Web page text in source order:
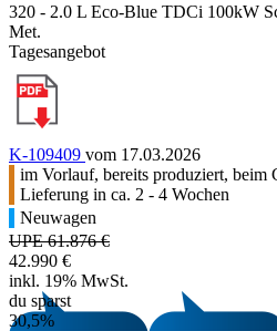
320 - 2.0 L Eco-Blue TDCi 100kW
Met.
Tagesangebot
K-109409 vom 17.03.2026
im Vorlauf, bereits produziert, beim
Lieferung in ca. 2 - 4 Wochen
Neuwagen
UPE 61.876 €
42.990 €
inkl. 19% MwSt.
du sparst
30,5%